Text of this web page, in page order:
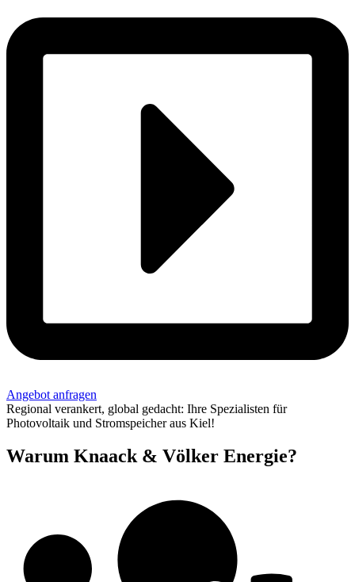
Angebot anfragen
Regional verankert, global gedacht: Ihre Spezialisten für
Photovoltaik und Stromspeicher aus Kiel!
Warum Knaack & Völker Energie?